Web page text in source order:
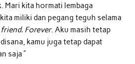
Mari kita hormati lembaga
miliki dan pegang teguh selama
Forever. Aku masih tetap
kamu juga tetap dapat
saja ”